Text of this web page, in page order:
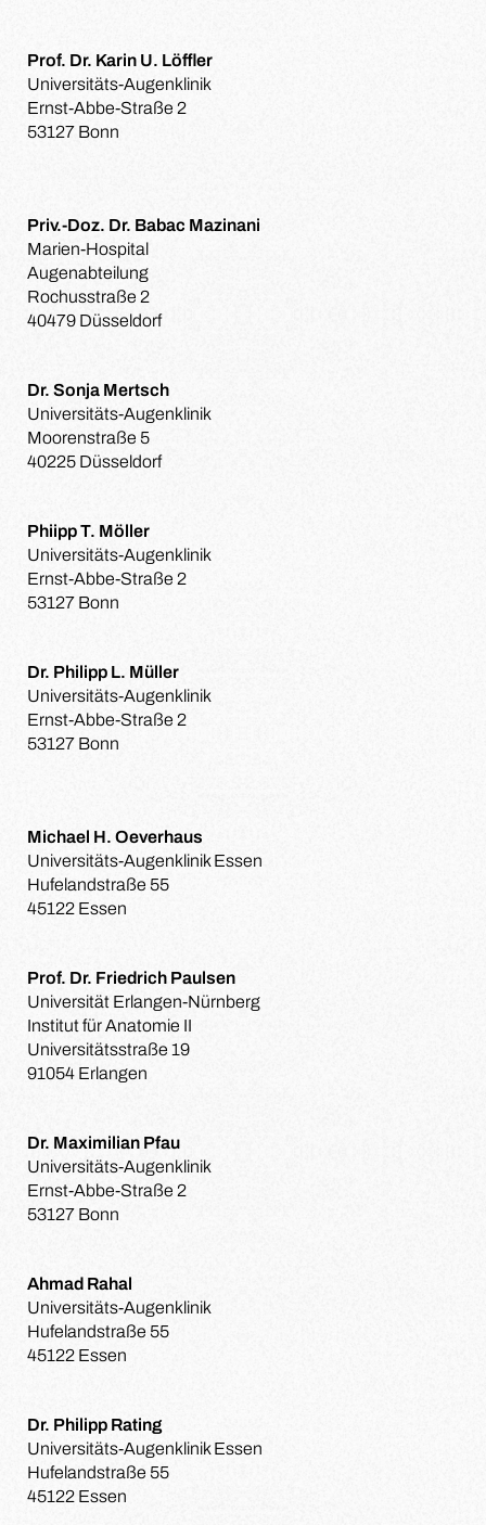
Prof. Dr. Karin U. Löffler
Universitäts-Augenklinik
Ernst-Abbe-Straße 2
53127 Bonn
Priv.-Doz. Dr. Babac Mazinani
Marien-Hospital
Augenabteilung
Rochusstraße 2
40479 Düsseldorf
Dr. Sonja Mertsch
Universitäts-Augenklinik
Moorenstraße 5
40225 Düsseldorf
Phiipp T. Möller
Universitäts-Augenklinik
Ernst-Abbe-Straße 2
53127 Bonn
Dr. Philipp L. Müller
Universitäts-Augenklinik
Ernst-Abbe-Straße 2
53127 Bonn
Michael H. Oeverhaus
Universitäts-Augenklinik Essen
Hufelandstraße 55
45122 Essen
Prof. Dr. Friedrich Paulsen
Universität Erlangen-Nürnberg
Institut für Anatomie II
Universitätsstraße 19
91054 Erlangen
Dr. Maximilian Pfau
Universitäts-Augenklinik
Ernst-Abbe-Straße 2
53127 Bonn
Ahmad Rahal
Universitäts-Augenklinik
Hufelandstraße 55
45122 Essen
Dr. Philipp Rating
Universitäts-Augenklinik Essen
Hufelandstraße 55
45122 Essen